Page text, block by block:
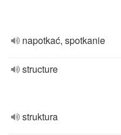
napotkać, spotkanie
structure
struktura